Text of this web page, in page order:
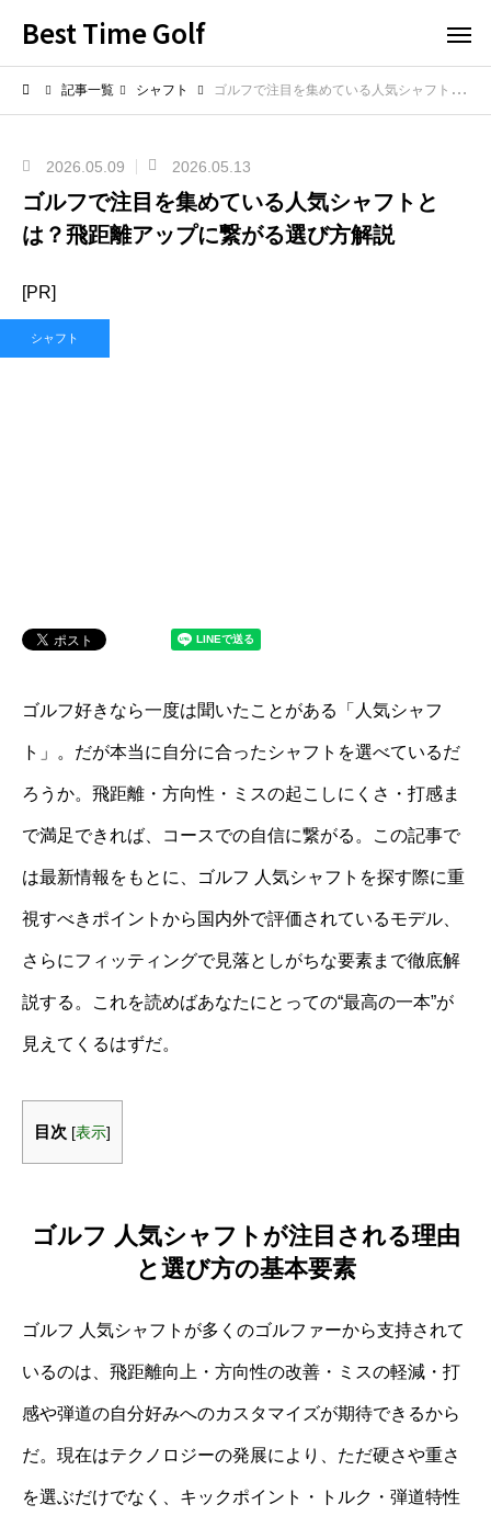
Best Time Golf
記事一覧 シャフト ゴルフで注目を集めている人気シャフトとは？飛距離アップに繋がる選び方解説
2026.05.09 2026.05.13
ゴルフで注目を集めている人気シャフトと
は？飛距離アップに繋がる選び方解説
[PR]
シャフト
ゴルフ好きなら一度は聞いたことがある「人気シャフ
ト」。だが本当に自分に合ったシャフトを選べているだ
ろうか。飛距離・方向性・ミスの起こしにくさ・打感ま
で満足できれば、コースでの自信に繋がる。この記事で
は最新情報をもとに、ゴルフ 人気シャフトを探す際に重
視すべきポイントから国内外で評価されているモデル、
さらにフィッティングで見落としがちな要素まで徹底解
説する。これを読めばあなたにとっての“最高の一本”が
見えてくるはずだ。
目次 [表示]
ゴルフ 人気シャフトが注目される理由
と選び方の基本要素
ゴルフ 人気シャフトが多くのゴルファーから支持されて
いるのは、飛距離向上・方向性の改善・ミスの軽減・打
感や弾道の自分好みへのカスタマイズが期待できるから
だ。現在はテクノロジーの発展により、ただ硬さや重さ
を選ぶだけでなく、キックポイント・トルク・弾道特性